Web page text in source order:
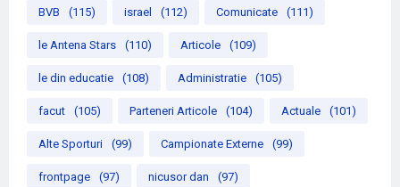
BVB (115) israel (112) Comunicate (111)
le Antena Stars (110) Articole (109)
le din educatie (108) Administratie (105)
facut (105) Parteneri Articole (104) Actuale (101)
Alte Sporturi (99) Campionate Externe (99)
frontpage (97) nicusor dan (97)